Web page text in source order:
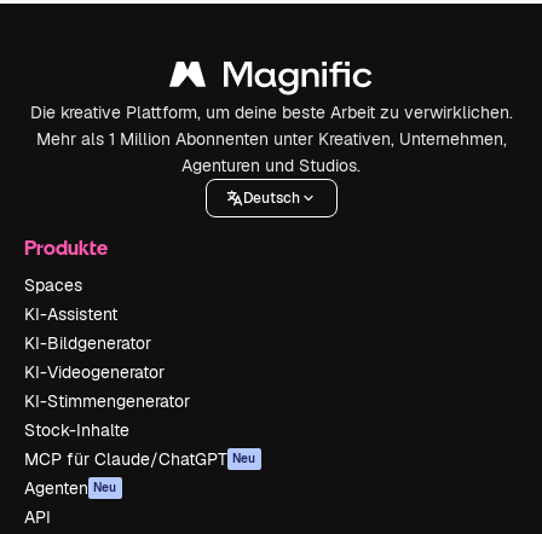
Die kreative Plattform, um deine beste Arbeit zu verwirklichen.
Mehr als 1 Million Abonnenten unter Kreativen, Unternehmen,
Agenturen und Studios.
Deutsch
Produkte
Spaces
KI-Assistent
KI-Bildgenerator
KI-Videogenerator
KI-Stimmengenerator
Stock-Inhalte
MCP für Claude/ChatGPT Neu
Agenten Neu
API